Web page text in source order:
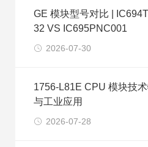
GE 模块型号对比 |
32 VS IC695PNC001
2026-07-30
1756-L81E CPU 模块技
与工业应用
2026-07-28